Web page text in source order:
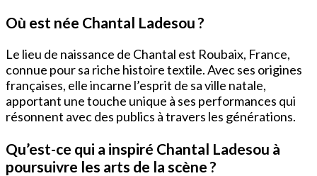
Où est née Chantal Ladesou ?
Le lieu de naissance de Chantal est Roubaix, France,
connue pour sa riche histoire textile. Avec ses origines
françaises, elle incarne l’esprit de sa ville natale,
apportant une touche unique à ses performances qui
résonnent avec des publics à travers les générations.
Qu’est-ce qui a inspiré Chantal Ladesou à
poursuivre les arts de la scène ?